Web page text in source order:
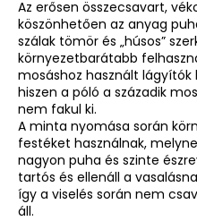
Az erősen összecsavart,
köszönhetően az anyag
szálak tömör és „húsos”
környezetbarátabb
mosáshoz használt lágyítók
hiszen a póló a századik
nem fakul ki.
A minta nyomása során
festéket használnak,
nagyon puha és szinte
tartós és ellenáll a
így a viselés során nem
áll.